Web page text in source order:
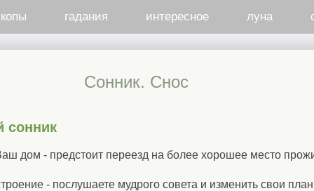
гадания интересное луна
Сонник. Снос
сонник
дом - предстоит переезд на более хорошее место
- послушаете мудрого совета и изменить свои